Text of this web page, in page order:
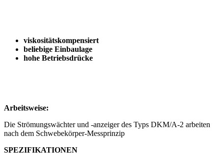
viskositätskompensiert
beliebige Einbaulage
hohe Betriebsdrücke
Arbeitsweise:
Die Strömungswächter und -anzeiger des Typs DKM/A-2 arbeiten
nach dem Schwebekörper-Messprinzip
SPEZIFIKATIONEN